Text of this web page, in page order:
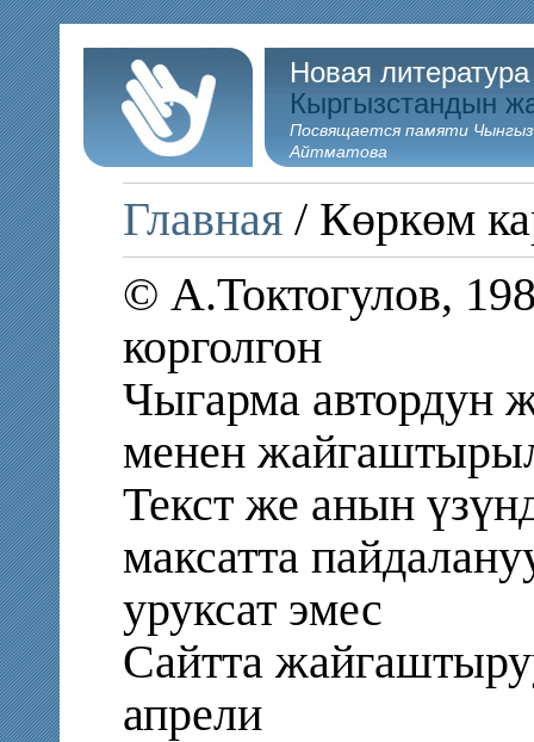
Новая
Кыргызстандын
Посвящается памяти
Айтматова
Главная / Көркөм
© А.Токтогулов,
корголгон
Чыгарма автордун
менен
Текст же анын
максатта
уруксат эмес
Сайтта
апрели